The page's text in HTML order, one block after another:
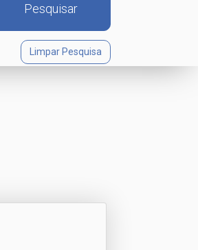
Pesquisar
Limpar Pesquisa